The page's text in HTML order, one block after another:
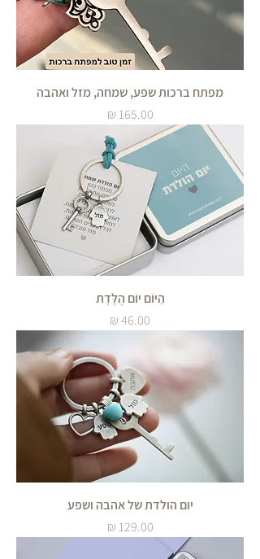
מפתח ברכות שפע, שמחה, מזל ואהבה
מחיר
הַיּוֹם יוֹם הֻלֶּדֶת
מחיר
יום הולדת של אהבה ושפע
מחיר